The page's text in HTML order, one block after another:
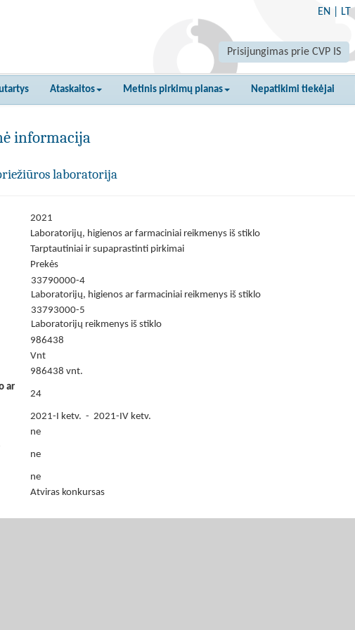
EN LT
Prisijungimas prie CVP IS
Ataskaitos Metinis pirkimų planas Nepatikimi tiekėjai
informacija
laboratorija
2021
Laboratorijų, higienos ar farmaciniai reikmenys iš stiklo
Tarptautiniai ir supaprastinti pirkimai
Prekės
33790000-4
Laboratorijų, higienos ar farmaciniai reikmenys iš stiklo
33793000-5
Laboratorijų reikmenys iš stiklo
986438
Vnt
986438 vnt.
ar
24
2021-I ketv. - 2021-IV ketv.
ne
ne
ne
Atviras konkursas